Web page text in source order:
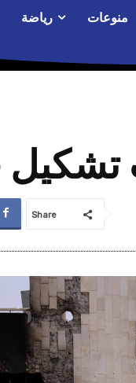
منوعات رياضة
Share